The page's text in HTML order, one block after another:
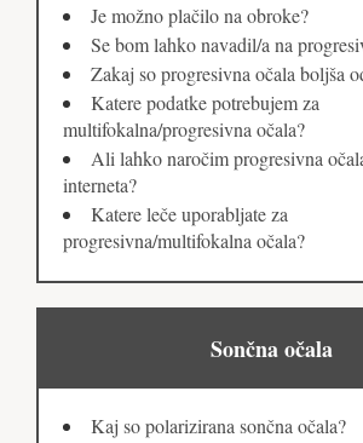
Je možno plačilo na obroke?
Se bom lahko navadil/a na
Zakaj so progresivna očala boljša
Katere podatke potrebujem za
multifokalna/progresivna očala?
Ali lahko naročim progresivna
interneta?
Katere leče uporabljate za
progresivna/multifokalna očala?
Sončna očala
Kaj so polarizirana sončna očala?